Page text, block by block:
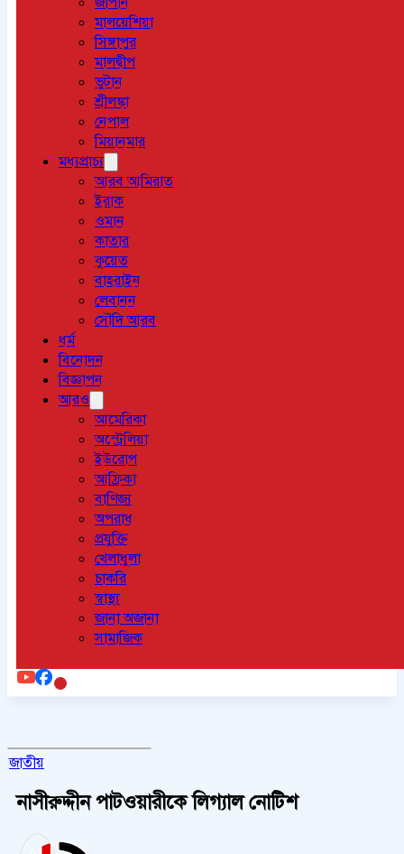
মালয়েশিয়া
সিঙ্গাপুর
মালদ্বীপ
ভুটান
শ্রীলঙ্কা
নেপাল
মিয়ানমার
মধ্যপ্রাচ্য
আরব আমিরাত
ইরাক
ওমান
কাতার
কুয়েত
বাহরাইন
লেবানন
সৌদি আরব
ধর্ম
বিনোদন
বিজ্ঞাপন
আরও
আমেরিকা
অস্ট্রেলিয়া
ইউরোপ
আফ্রিকা
বাণিজ্য
অপরাধ
প্রযুক্তি
খেলাধুলা
চাকরি
স্বাস্থ্য
জানা অজানা
সামাজিক
জাতীয়
নাসীরুদ্দীন পাটওয়ারীকে লিগ্যাল নোটিশ